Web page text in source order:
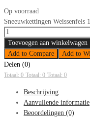
Op voorraad
Sneeuwkettingen Weissenfels
Toevoegen aan winkelwagen
Add to Compare
Add to
Delen (0)
Totaal: 0 Totaal: 0 Totaal: 0
Beschrijving
Aanvullende informatie
Beoordelingen (0)